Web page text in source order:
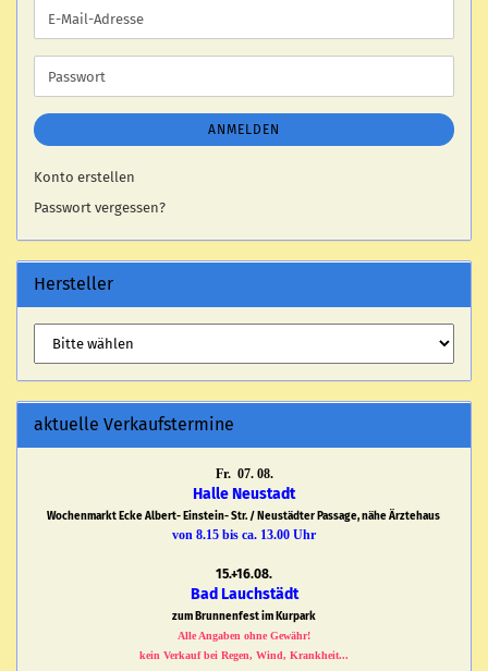
E-
Mail-
Adresse
Passwort
ANMELDEN
Konto erstellen
Passwort vergessen?
Hersteller
aktuelle Verkaufstermine
Fr. 07. 08.
Halle Neustadt
Wochenmarkt Ecke Albert- Einstein- Str. / Neustädter Passage, nähe Ärztehaus
von 8.15 bis ca. 13.00 Uhr
15.+16.08.
Bad Lauchstädt
zum Brunnenfest im Kurpark
Alle Angaben ohne Gewähr!
kein Verkauf bei Regen, Wind, Krankheit...